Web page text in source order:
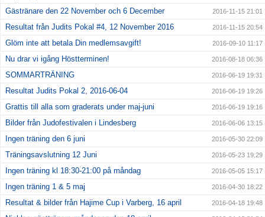
Gästränare den 22 November och 6 December 2016-11-15 21:01
Resultat från Judits Pokal #4, 12 November 2016 2016-11-15 20:54
Glöm inte att betala Din medlemsavgift! 2016-09-10 11:17
Nu drar vi igång Höstterminen! 2016-08-18 06:36
SOMMARTRÄNING 2016-06-19 19:31
Resultat Judits Pokal 2, 2016-06-04 2016-06-19 19:26
Grattis till alla som graderats under maj-juni 2016-06-19 19:16
Bilder från Judofestivalen i Lindesberg 2016-06-06 13:15
Ingen träning den 6 juni 2016-05-30 22:09
Träningsavslutning 12 Juni 2016-05-23 19:29
Ingen träning kl 18:30-21:00 på måndag 2016-05-05 15:17
Ingen träning 1 & 5 maj 2016-04-30 18:22
Resultat & bilder från Hajime Cup i Varberg, 16 april 2016-04-18 19:48